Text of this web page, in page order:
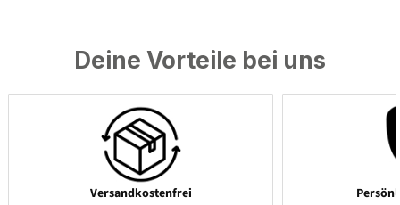
Deine Vorteile bei uns
Versandkostenfrei